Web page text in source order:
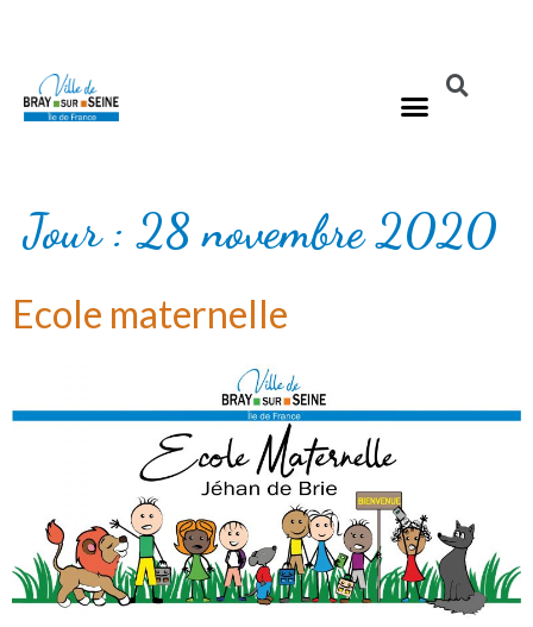
Jour :28 novembre 2020
Ecole maternelle